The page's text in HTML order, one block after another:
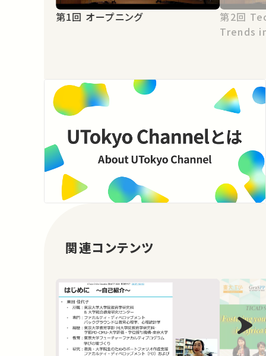
第1回 オープニング
第2回 Technology Transfer
Trends
関連コンテンツ